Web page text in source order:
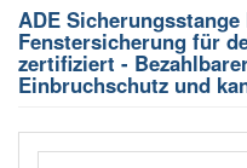
ADE
Fenstersicherung für
zertifiziert -
Einbruchschutz und